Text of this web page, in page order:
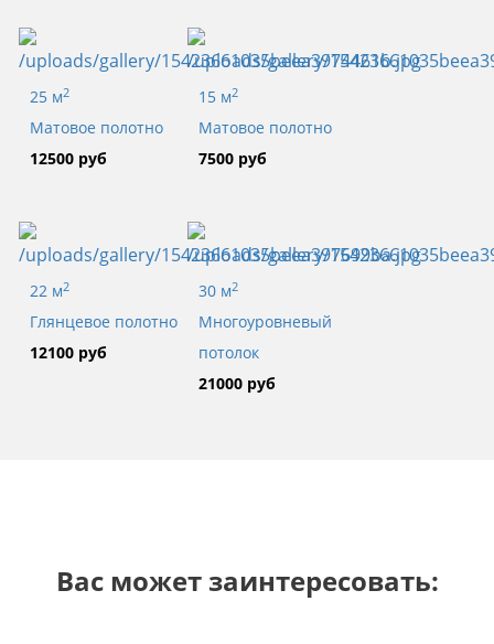
25 м2
Матовое полотно
12500 руб
15 м2
Матовое полотно
7500 руб
22 м2
Глянцевое полотно
12100 руб
30 м2
Многоуровневый
потолок
21000 руб
Вас может заинтересовать: